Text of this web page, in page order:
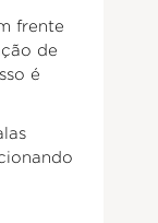
frente
de
é